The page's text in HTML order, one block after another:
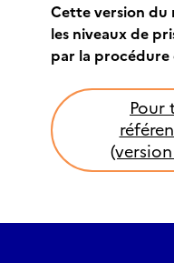
Cette version du
les niveaux de
par la procédure
Pour